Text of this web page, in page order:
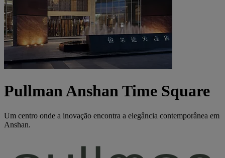
Pullman Anshan Time Square
Um centro onde a inovação encontra a elegância contemporânea em
Anshan.